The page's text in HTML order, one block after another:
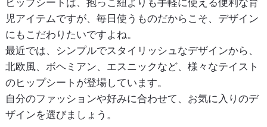
ヒップシートは、抱っこ紐よりも手軽に使える便利な育
児アイテムですが、毎日使うものだからこそ、デザイン
にもこだわりたいですよね。
最近では、シンプルでスタイリッシュなデザインから、
北欧風、ボヘミアン、エスニックなど、様々なテイスト
のヒップシートが登場しています。
自分のファッションや好みに合わせて、お気に入りのデ
ザインを選びましょう。